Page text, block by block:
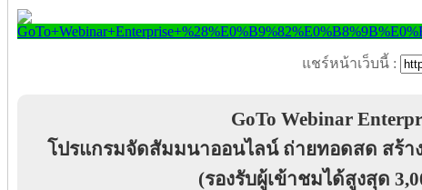
แชร์หน้าเว็บนี้ :
GoTo Webinar
โปรแกรมจัดสัมมนาออนไลน์ ถ่ายทอดสด สร้า
(รองรับผู้เข้าชมได้สูงสุด